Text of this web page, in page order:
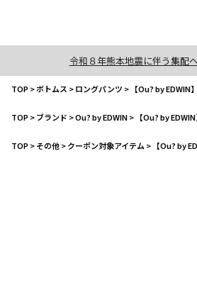
令和８年熊本地震に伴う集配
TOP>ボトムス >ロングパンツ > 【Ou? by EDWIN
TOP>ブランド >Ou? by EDWIN> 【Ou? by
TOP>その他>クーポン対象アイテム > 【Ou? by